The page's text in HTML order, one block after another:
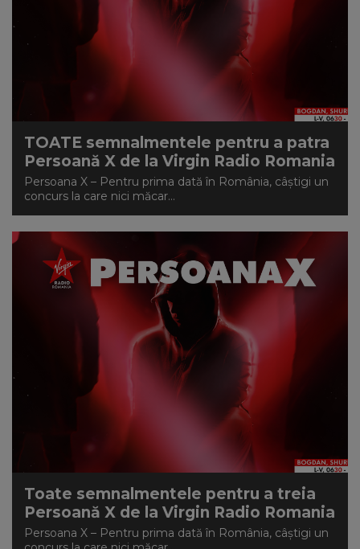
TOATE semnalmentele pentru a patra
Persoană X de la Virgin Radio Romania
Persoana X – Pentru prima dată în România, câștigi un
concurs la care nici măcar...
Toate semnalmentele pentru a treia
Persoană X de la Virgin Radio Romania
Persoana X – Pentru prima dată în România, câștigi un